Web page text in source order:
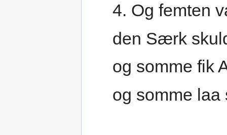
4. Og femten
den Særk
og somme fik
og somme laa